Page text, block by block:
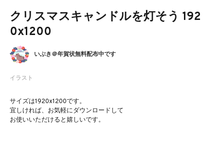
クリスマスキャンドルを灯そう 192
0x1200
イラスト
いぶき＠年賀状無料配布中です
サイズは1920x1200です。
宜しければ、お気軽にダウンロードして
お使いいただけると嬉しいです。